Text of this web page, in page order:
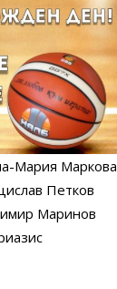
Мария Маркова
Петков
Маринов